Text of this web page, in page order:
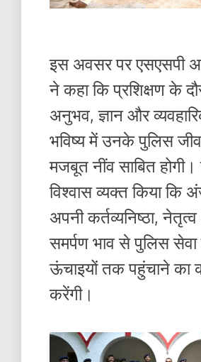
इस अवसर पर एसएसपी
ने कहा कि प्रशिक्षण के
अनुभव, ज्ञान और
भविष्य में उनके पुलिस
मजबूत नींव साबित होगी।
विश्वास व्यक्त किया कि
अपनी कर्तव्यनिष्ठा,
समर्पण भाव से पुलिस
ऊंचाइयों तक पहुंचाने का
करेंगी।